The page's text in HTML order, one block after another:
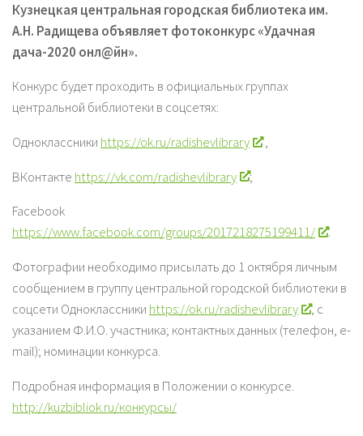
Кузнецкая центральная городская библиотека им.
А.Н. Радищева объявляет фотоконкурс «Удачная
дача-2020 онл@йн».
Конкурс будет проходить в официальных группах
центральной библиотеки в соцсетях:
Одноклассники https://ok.ru/radishevlibrary ,
ВКонтакте https://vk.com/radishevlibrary ;
Facebook
https://www.facebook.com/groups/2017218275199411/
.
Фотографии необходимо присылать до 1 октября личным
сообщением в группу центральной городской библиотеки в
соцсети Одноклассники https://ok.ru/radishevlibrary
, с
указанием Ф.И.О. участника; контактных данных (телефон, e-
mail); номинации конкурса.
Подробная информация в Положении о конкурсе.
http://kuzbibliok.ru/конкурсы/